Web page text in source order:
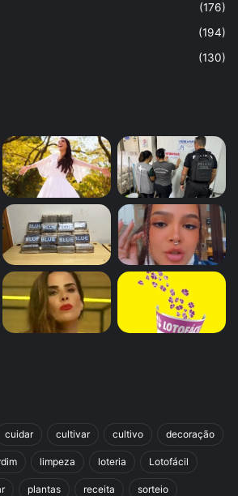
(176)
(194)
(130)
cuidar cultivar cultivo decoração
limpeza loteria Lotofácil
plantas receita sorteio